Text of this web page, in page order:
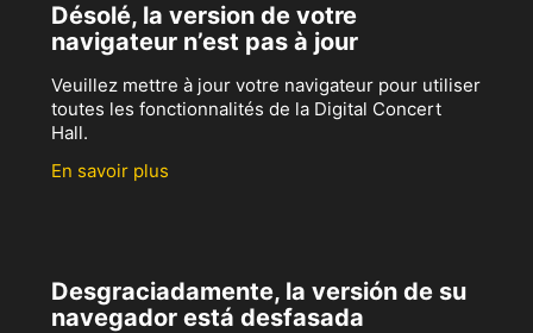
Désolé, la version de votre
navigateur n’est pas à jour
Veuillez mettre à jour votre navigateur pour utiliser
toutes les fonctionnalités de la Digital Concert
Hall.
En savoir plus
Desgraciadamente, la versión de su
navegador está desfasada